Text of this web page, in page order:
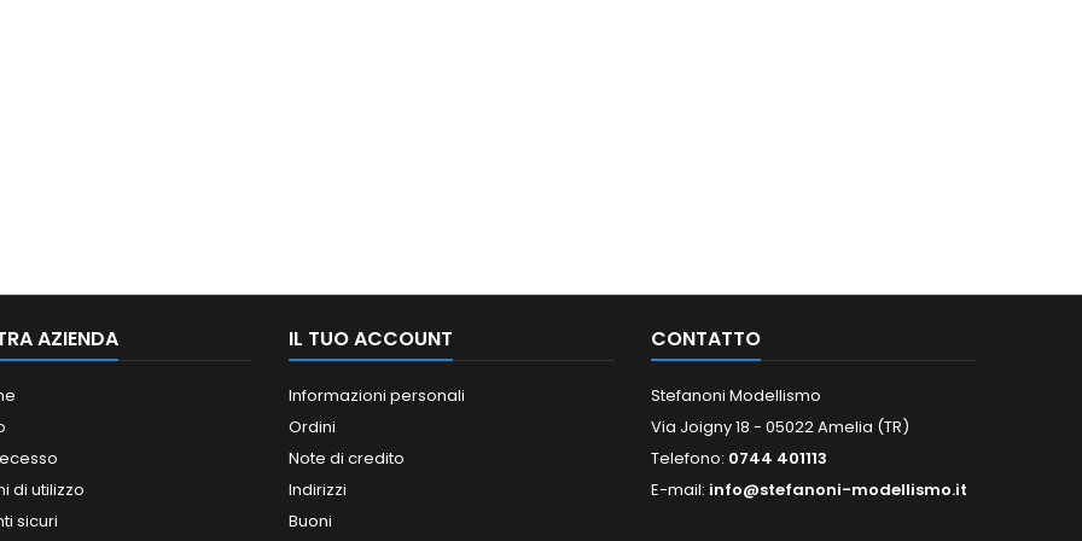
AZIENDA
di utilizzo
sicuri
IL TUO ACCOUNT
Informazioni personali
Ordini
Note di credito
Indirizzi
Buoni
CONTATTO
Stefanoni Modellismo
Via Joigny 18 - 05022 Amelia (TR)
Telefono: 0744 401113
E-mail: info@stefanoni-modellismo.it